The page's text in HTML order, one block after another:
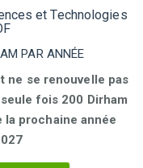
et Technologies
PAR ANNÉE
ne se renouvelle pas
fois 200 Dirham
prochaine année